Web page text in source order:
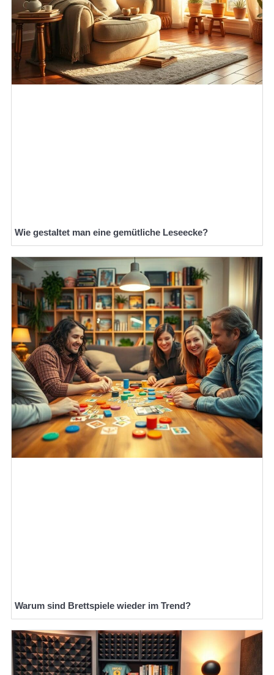
Wie gestaltet man eine gemütliche Leseecke?
Warum sind Brettspiele wieder im Trend?